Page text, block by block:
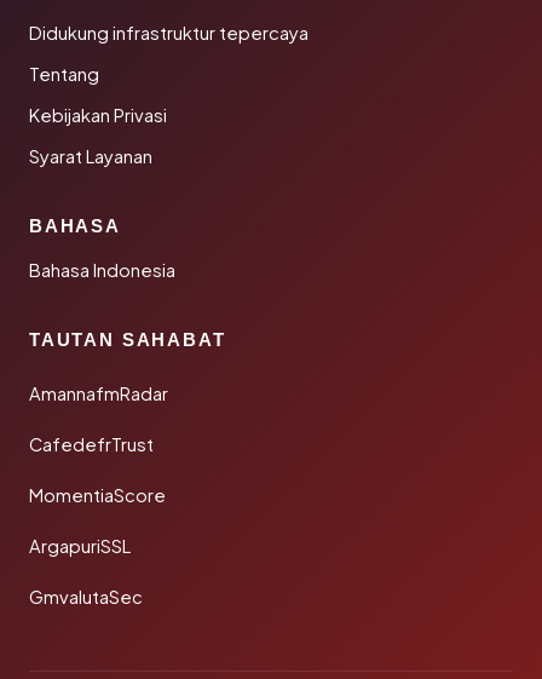
Didukung infrastruktur tepercaya
Tentang
Kebijakan Privasi
Syarat Layanan
BAHASA
Bahasa Indonesia
TAUTAN SAHABAT
AmannafmRadar
CafedefrTrust
MomentiaScore
ArgapuriSSL
GmvalutaSec